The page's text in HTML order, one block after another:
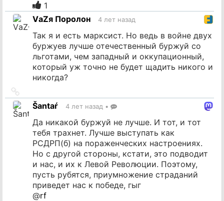
источник
1
VаZя Поролон
4 лет назад
Так я и есть марксист. Но ведь в войне двух
буржуев лучше отечественный буржуй со
льготами, чем западный и оккупационный,
который уж точно не будет щадить никого и
никогда?
на
источник
Šantaŕ 4 лет назад •
Да никакой буржуй не лучше. И тот, и тот
тебя трахнет. Лучше выступать как
РСДРП(б) на пораженческих настроениях.
Но с другой стороны, кстати, это подводит
и нас, и их к Левой Революции. Поэтому,
пусть рубятся, приумножение страданий
приведет нас к победе, гыг
@rf